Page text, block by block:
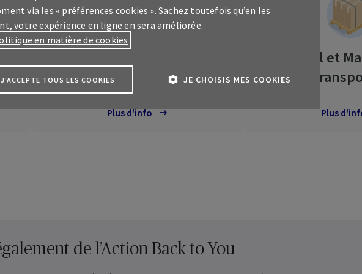
Plus d'info
Matériel et
Plus
de l’Action Back to You
via les « préférences cookies ». Sachez toutefois qu’en les
votre expérience en ligne en sera améliorée.
en matière de cookies
J'ACCEPTE TOUS LES COOKIES JE CHOISIS MES COOKIES